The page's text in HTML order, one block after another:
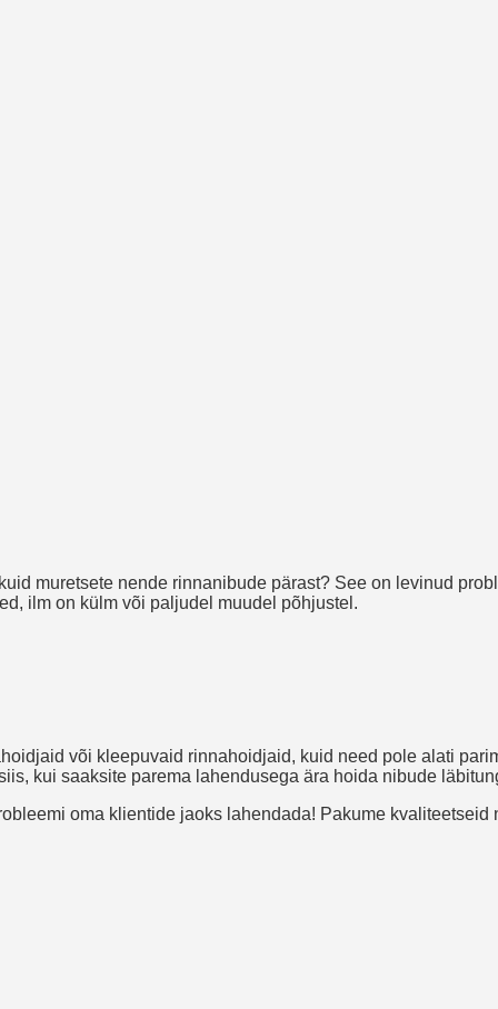
muretsete nende rinnanibude pärast? See on levinud
ilm on külm või paljudel muudel põhjustel.
või kleepuvaid rinnahoidjaid, kuid need pole alati
kui saaksite parema lahendusega ära hoida nibude
oma klientide jaoks lahendada! Pakume